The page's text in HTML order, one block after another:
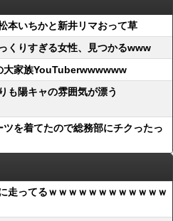
本いちかと新井リマおって草
くりすぎる女性、見つかるwww
大家族YouTuberwwwwww
も陽キャの雰囲気が漂う
を着てたので総務部にチクったっ
走ってるｗｗｗｗｗｗｗｗｗｗｗｗ